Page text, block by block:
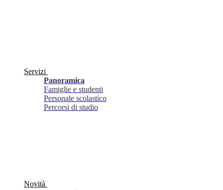
Servizi
Panoramica
Famiglie e studenti
Personale scolastico
Percorsi di studio
Novità